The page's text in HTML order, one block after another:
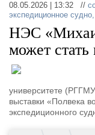
08.05.2026 | 13:32 //
экспедиционное судно,
НЭС
может стать
университете
выставки «Полвека
экспедиционного